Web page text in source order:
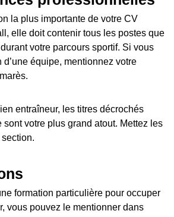
la plus importante de votre CV
elle doit contenir tous les postes que
votre parcours sportif. Si vous
équipe, mentionnez votre
entraîneur, les titres décrochés
sont votre plus grand atout. Mettez les
formation particulière pour occuper
vous pouvez le mentionner dans